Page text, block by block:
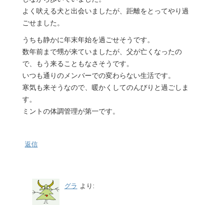
よく吠える犬と出会いましたが、距離をとってやり過
ごせました。
うちも静かに年末年始を過ごせそうです。
数年前まで甥が来ていましたが、父が亡くなったの
で、もう来ることもなさそうです。
いつも通りのメンバーでの変わらない生活です。
寒気も来そうなので、暖かくしてのんびりと過ごしま
す。
ミントの体調管理が第一です。
返信
グラ より: